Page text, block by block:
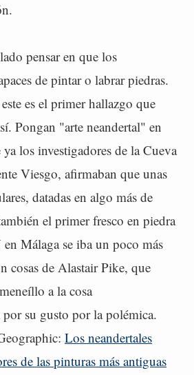
pensar en que los
de pintar o labrar piedras.
es el primer hallazgo que
Pongan "arte neandertal" en
los investigadores de la Cueva
Viesgo, afirmaban que unas
datadas en algo más de
el primer fresco en piedra
Málaga se iba un poco más
cosas de Alastair Pike, que
a la cosa
su gusto por la polémica.
Los neandertales
de las pinturas más antiguas